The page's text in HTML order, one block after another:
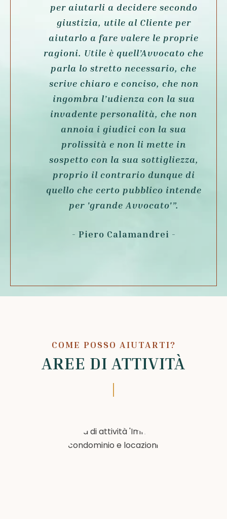
per aiutarli a decidere secondo
giustizia, utile al Cliente per
aiutarlo a fare valere le proprie
ragioni. Utile è quell’Avvocato che
parla lo stretto necessario, che
scrive chiaro e conciso, che non
ingombra l’udienza con la sua
invadente personalità, che non
annoia i giudici con la sua
prolissità e non li mette in
sospetto con la sua sottigliezza,
proprio il contrario dunque di
quello che certo pubblico intende
per 'grande Avvocato'”.
- Piero Calamandrei -
COME POSSO AIUTARTI?
AREE DI ATTIVITÀ